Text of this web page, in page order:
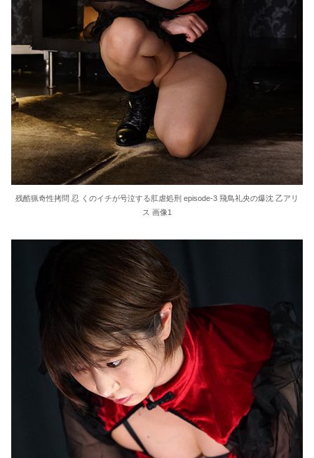
残酷猟奇性拷問 忍 くのイチが号泣する肛虐処刑 episode-3 飛鳥礼央の爆沈 乙アリ
ス 画像1